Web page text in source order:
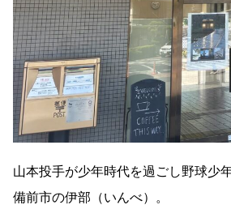
山本投手が少年時代を過ごし野球少
備前市の伊部（いんべ）。